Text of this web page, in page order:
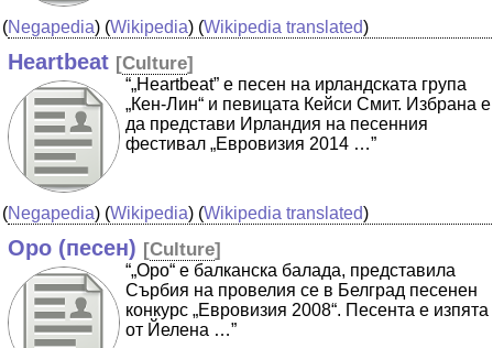
(Negapedia) (Wikipedia) (Wikipedia translated)
Heartbeat [Culture]
“„Heartbeat” е песен на ирландската група
„Кен-Лин“ и певицата Кейси Смит. Избрана е
да представи Ирландия на песенния
фестивал „Евровизия 2014 …”
(Negapedia) (Wikipedia) (Wikipedia translated)
Оро (песен) [Culture]
“„Оро“ е балканска балада, представила
Сърбия на провелия се в Белград песенен
конкурс „Евровизия 2008“. Песента е изпята
от Йелена …”